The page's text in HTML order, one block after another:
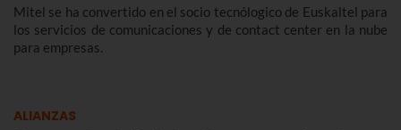
Mitel se ha convertido en el socio tecnólogico de Euskaltel para
los servicios de comunicaciones y de contact center en la nube
para empresas.
ALIANZAS